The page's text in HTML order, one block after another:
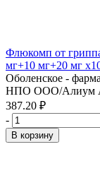
Флюкомп от
мг+10 мг+20 мг
Оболенское -
НПО ООО/Алиум
387.20 ₽
-
В корзину